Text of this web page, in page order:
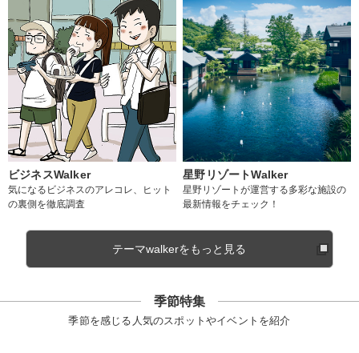
ビジネスWalker
気になるビジネスのアレコレ、ヒット
の裏側を徹底調査
星野リゾートWalker
星野リゾートが運営する多彩な施設の
最新情報をチェック！
テーマwalkerをもっと見る
季節特集
季節を感じる人気のスポットやイベントを紹介